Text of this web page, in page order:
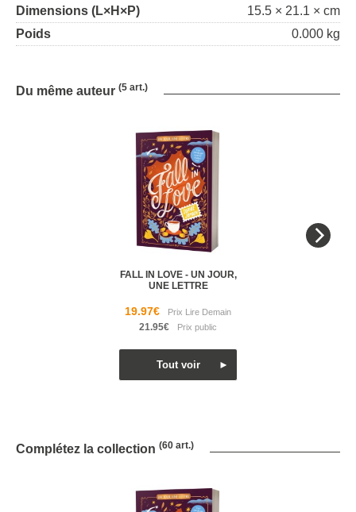
Dimensions (L×H×P)
15.5 × 21.1 × cm
Poids
0.000 kg
Du même auteur (5 art.)
FALL IN LOVE - UN JOUR,
UNE LETTRE
19.97€
21.95€
Complétez la collection (60 art.)